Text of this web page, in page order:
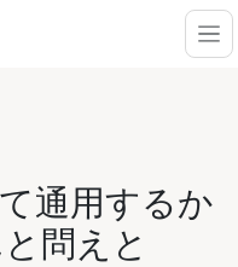
通用するか
問えと